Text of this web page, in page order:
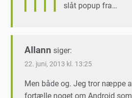
slåt popup fra…
Allann siger:
22. juni, 2013 kl. 13:25
Men både og. Jeg tror næppe
fortælle noget om Android